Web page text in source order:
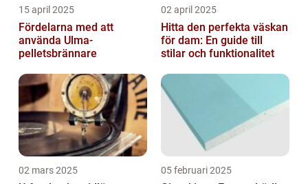
15 april 2025
Fördelarna med att
använda Ulma-
pelletsbrännare
02 april 2025
Hitta den perfekta väskan
för dam: En guide till
stilar och funktionalitet
02 mars 2025 05 februari 2025